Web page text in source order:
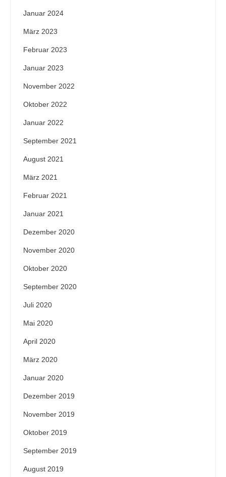
Januar 2024
März 2023
Februar 2023
Januar 2023
November 2022
Oktober 2022
Januar 2022
September 2021
August 2021
März 2021
Februar 2021
Januar 2021
Dezember 2020
November 2020
Oktober 2020
September 2020
Juli 2020
Mai 2020
April 2020
März 2020
Januar 2020
Dezember 2019
November 2019
Oktober 2019
September 2019
August 2019